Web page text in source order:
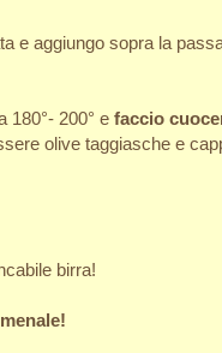
e aggiungo sopra la
180°- 200° e faccio
olive taggiasche e
birra!